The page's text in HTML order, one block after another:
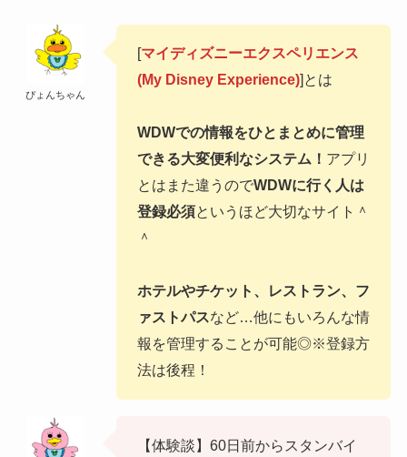
ぴょんちゃん
[マイディズニーエクスペリエンス
(My Disney Experience)]とは
WDWでの情報をひとまとめに管理
できる大変便利なシステム！ アプリ
とはまた違うのでWDWに行く人は
登録必須というほど大切なサイト＾
＾
ホテルやチケット、レストラン、フ
ァストパスなど…他にもいろんな情
報を管理することが可能◎※登録方
法は後程！
【体験談】60日前からスタンバイ